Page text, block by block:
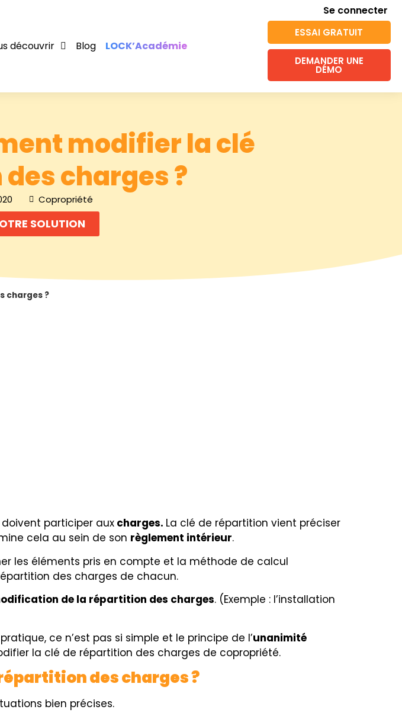
découvrir Blog LOCK’Académie
Se connecter
ESSAI GRATUIT
DEMANDER UNE
DÉMO
modifier la clé
charges ?
Copropriété
SOLUTION
charges ?
doivent participer aux charges. La clé de répartition vient préciser
cela au sein de son règlement intérieur.
les éléments pris en compte et la méthode de calcul
des charges de chacun.
de la répartition des charges. (Exemple : l’installation
ce n’est pas si simple et le principe de l’unanimité
la clé de répartition des charges de copropriété.
des charges ?
bien précises.